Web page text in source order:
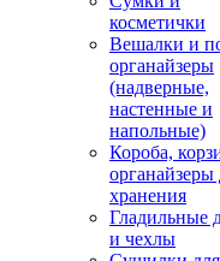
косметички
Вешалки и
органайзеры
(надверные,
настенные и
напольные)
Короба,
органайзеры
хранения
Гладильные
и чехлы